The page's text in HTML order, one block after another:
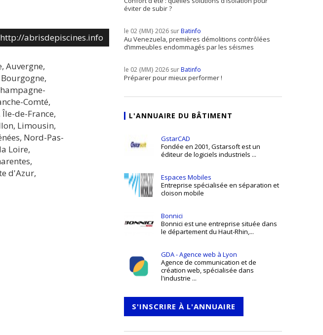
http://abrisdepiscines.info
éviter de subir ?
le 02 {MM} 2026 surBatinfo
Au Venezuela, premières démolitions contrôlées
d’immeubles endommagés par les séismes
le 02 {MM} 2026 surBatinfo
Préparer pour mieux performer !
L'ANNUAIRE DU BÂTIMENT
GstarCAD
Fondée en 2001, Gstarsoft est un
éditeur de logiciels industriels ...
Espaces Mobiles
Entreprise spécialisée en séparation et
cloison mobile
Bonnici
Bonnici est une entreprise située dans
le département du Haut-Rhin,...
GDA - Agence web à Lyon
Agence de communication et de
création web, spécialisée dans
l'industrie ...
S'INSCRIRE À L'ANNUAIRE